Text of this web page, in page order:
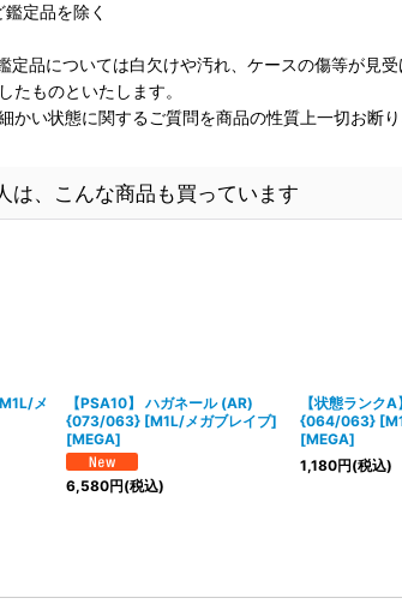
定品を除く
定品については白欠けや汚れ、ケースの傷等が見受
たものといたします。
かい状態に関するご質問を商品の性質上一切お断り
は、こんな商品も買っています
メ
【PSA10】 ハガネール (AR)
{073/063} [M1L/メガブレイブ]
[MEGA]
6,580円(税込)
【状態ランク
{064/063}
[MEGA]
1,180円(税込)